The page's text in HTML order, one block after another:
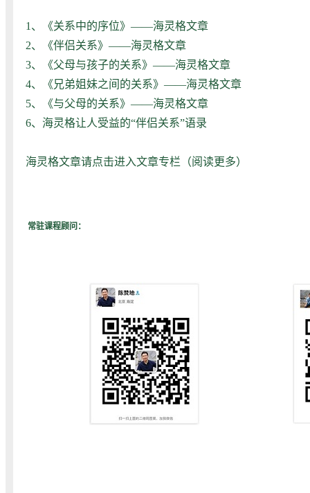
1、
《关系中的序位》——海灵格文章
2、
《伴侣关系》——海灵格文章
3、
《父母与孩子的关系》——海灵格文章
4、
《兄弟姐妹之间的关系》——海灵格文章
5、
《与父母的关系》——海灵格文章
6、 海灵格让人受益的“伴侣关系”语录
海灵格文章请点击进入文章专栏（阅读更多）
常驻课程顾问：